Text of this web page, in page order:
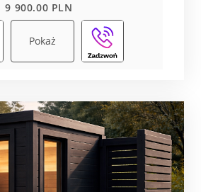
9 900.00 PLN
Pokaż